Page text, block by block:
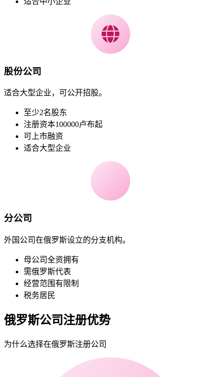
股份公司
适合大型企业，可公开招股。
至少2名股东
注册资本100000卢布起
可上市融资
适合大型企业
分公司
外国公司在俄罗斯设立的分支机构。
母公司全资拥有
需俄罗斯代表
经营范围有限制
税务居民
俄罗斯公司注册优势
为什么选择在俄罗斯注册公司